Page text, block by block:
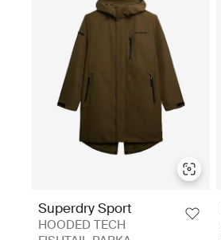
Superdry Sport
HOODED TECH